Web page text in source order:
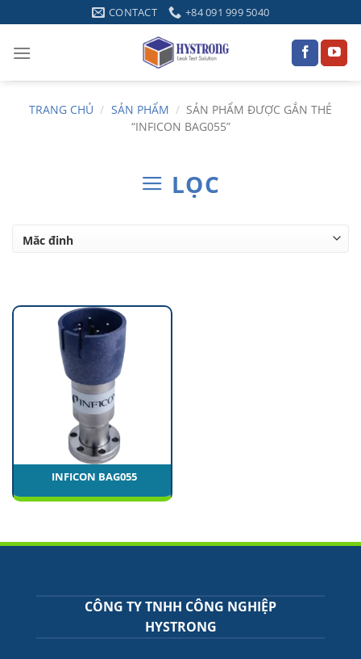
to
content
CONTACT +84 091 999 5040
TRANG CHỦ / SẢN PHẨM / SẢN PHẨM ĐƯỢC GẮN THẺ
“INFICON BAG055”
LỌC
INFICON BAG055
CÔNG TY TNHH CÔNG NGHIỆP
HYSTRONG